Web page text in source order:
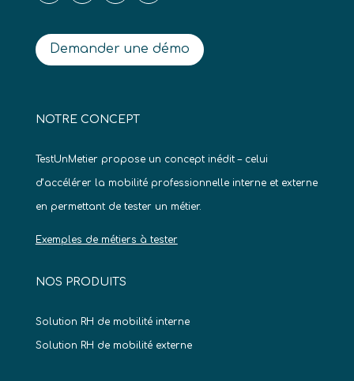
Demander une démo
NOTRE CONCEPT
TestUnMetier propose un concept inédit – celui
d’accélérer la mobilité professionnelle interne et externe
en permettant de tester un métier.
Exemples de métiers à tester
NOS PRODUITS
Solution RH de mobilité interne
Solution RH de mobilité externe